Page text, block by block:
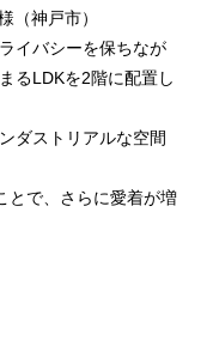
（神戸市）
イバシーを保ちなが
るLDKを2階に配置し
ダストリアルな空間
とで、さらに愛着が増